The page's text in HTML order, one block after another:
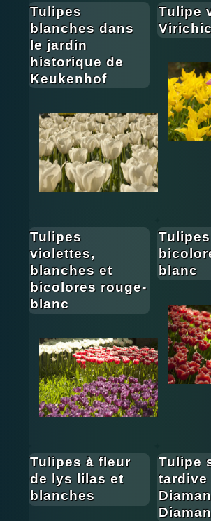
Tulipes
blanches dans
le jardin
historique de
Keukenhof
Tulipe
Virichic
Tulipes
violettes,
blanches et
bicolores rouge-
blanc
Tulipes
blanc
Tulipes à fleur
de lys lilas et
blanches
Tulipe
tardive